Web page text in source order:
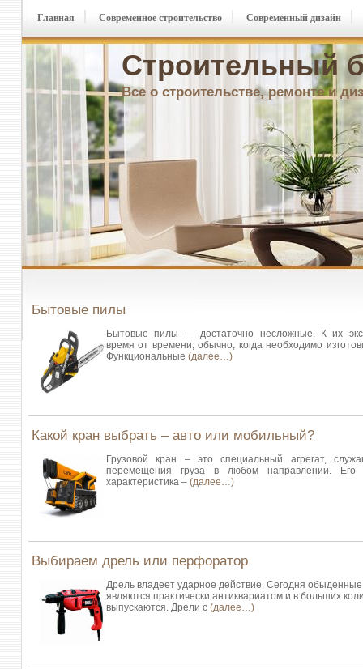
Строительный
Все о строительстве, ремонте и
Главная Современное строительство Современный дизайн
Бытовые пилы
Бытовые пилы — достаточно несложные. К их
время от времени, обычно, когда необходимо
Функциональные (далее…)
Какой кран выбрать – авто или мобильный?
Грузовой кран – это специальный агрегат,
перемещения груза в любом направлении. Его
характеристика – (далее…)
Выбираем дрель или перфоратор
Дрель владеет ударное действие. Сегодня
являются практически антиквариатом и в больших
выпускаются. Дрели с (далее…)